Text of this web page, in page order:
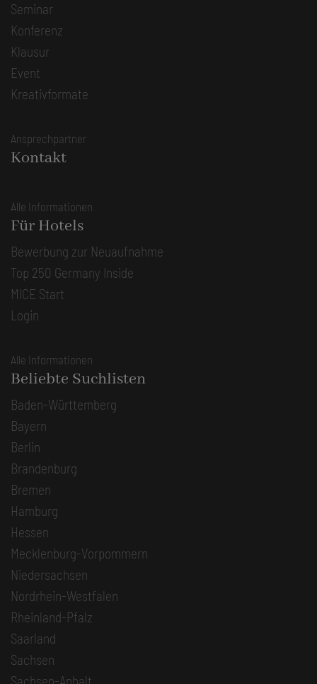
Seminar
Konferenz
Klausur
Event
Kreativformate
Ansprechpartner
Kontakt
Alle Informationen
Für Hotels
Bewerbung zur Neuaufnahme
Top 250 Germany Inside
MICE Start
Login
Alle Informationen
Beliebte Suchlisten
Baden-Württemberg
Bayern
Berlin
Brandenburg
Bremen
Hamburg
Hessen
Mecklenburg-Vorpommern
Niedersachsen
Nordrhein-Westfalen
Rheinland-Pfalz
Saarland
Sachsen